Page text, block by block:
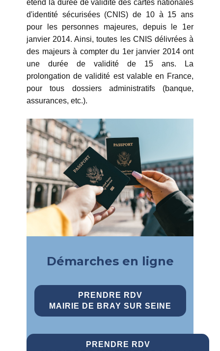
étend la durée de validité des cartes nationales
d'identité sécurisées (CNIS) de 10 à 15 ans
pour les personnes majeures, depuis le 1er
janvier 2014. Ainsi, toutes les CNIS délivrées à
des majeurs à compter du 1er janvier 2014 ont
une durée de validité de 15 ans. La
prolongation de validité est valable en France,
pour tous dossiers administratifs (banque,
assurances, etc.).
Démarches en ligne
PRENDRE RDV
MAIRIE DE BRAY SUR SEINE
PRENDRE RDV